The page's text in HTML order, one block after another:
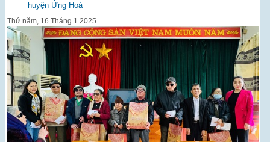
huyện Ứng Hoà
Thứ năm, 16 Tháng 1 2025